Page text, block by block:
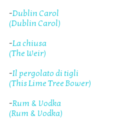
-Dublin Carol
(Dublin Carol)
-La chiusa
(The Weir)
-Il pergolato di tigli
(This Lime Tree Bower)
-Rum & Vodka
(Rum & Vodka)